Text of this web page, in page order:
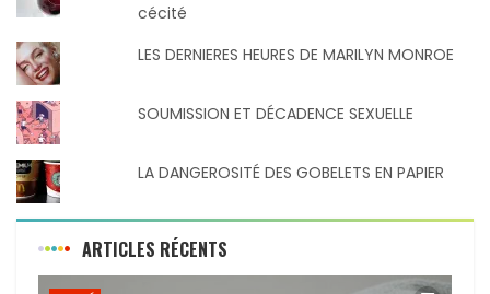
cécité
LES DERNIERES HEURES DE MARILYN MONROE
SOUMISSION ET DÉCADENCE SEXUELLE
LA DANGEROSITÉ DES GOBELETS EN PAPIER
ARTICLES RÉCENTS